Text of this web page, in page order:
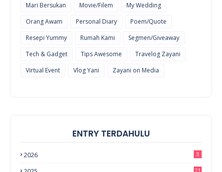
Mari Bersukan
Movie/Filem
My Wedding
Orang Awam
Personal Diary
Poem/Quote
Resepi Yummy
Rumah Kami
Segmen/Giveaway
Tech & Gadget
Tips Awesome
Travelog Zayani
Virtual Event
Vlog Yani Zayani on Media
ENTRY TERDAHULU
2026 3
21